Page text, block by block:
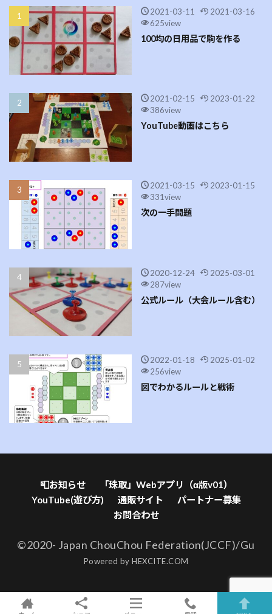
2021-03-11
2021-03-16
625view
100均の日用品で駒を作る
2021-02-15
2023-01-22
386view
YouTube動画はこちら
2021-03-15
2023-01-15
331view
次の一手問題
2020-12-24
2025-03-01
287view
公式ルール（大会ルール含む）
2022-01-18
2025-01-02
256view
図でわかるルールと戦術
📮お知らせ
「珠取」Webアプリ（α版v01）
YouTube(遊び方)
通販サイト
パートナー募集
お問合わせ
©2020- Japan ChouChou Federation(JCCF)/Gu
Powered by HEXCITE.COM